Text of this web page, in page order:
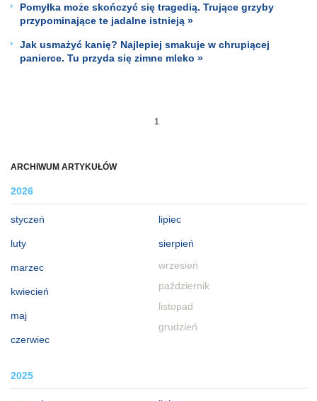
ARCHIWUM ARTYKUŁÓW
2026
styczeń
luty
marzec
kwiecień
maj
czerwiec
lipiec
sierpień
wrzesień
październik
listopad
grudzień
2025
Pomyłka może skończyć się tragedią. Trujące grzyby
przypominające te jadalne istnieją »
Jak usmażyć kanię? Najlepiej smakuje w chrupiącej
panierce. Tu przyda się zimne mleko »
1